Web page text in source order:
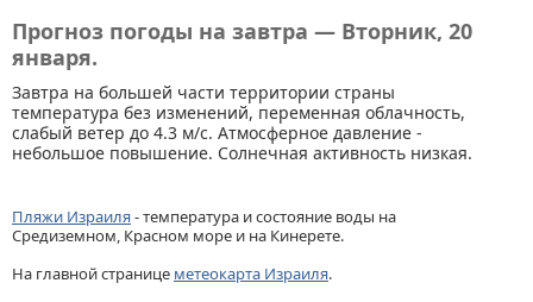
Прогноз погоды на завтра — Вторник, 20
января.
Завтра на большей части территории страны
температура без изменений, переменная облачность,
слабый ветер до 4.3 м/с. Атмосферное давление -
небольшое повышение. Солнечная активность низкая.
Пляжи Израиля- температура и состояние воды на
Средиземном, Красном море и на Кинерете.
На главной странице метеокарта Израиля.